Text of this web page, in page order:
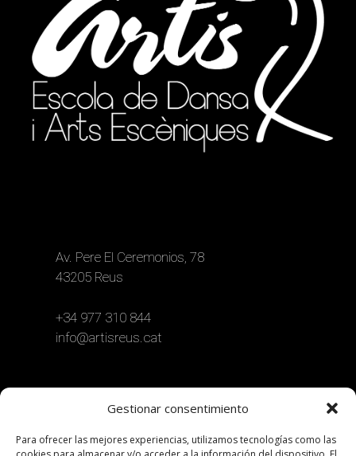
Gestionar consentimiento
Para ofrecer las mejores experiencias, utilizamos tecnologías como las
Av. Pere El Ceremonios, 78
43205 Reus
+34 977 310 844
info@artisreus.cat